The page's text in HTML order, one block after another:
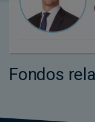
Fondos